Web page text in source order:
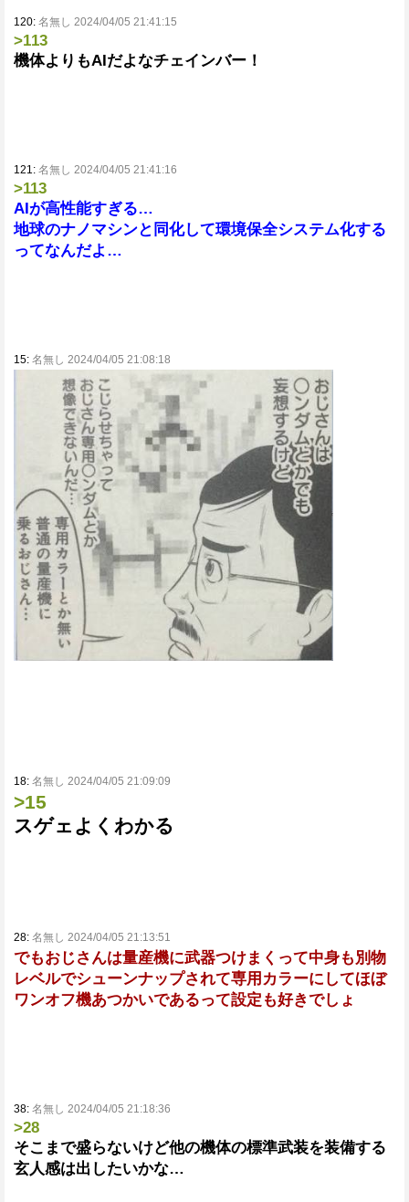
120: 名無し 2024/04/05 21:41:15
>113
機体よりもAIだよなチェインバー！
121: 名無し 2024/04/05 21:41:16
>113
AIが高性能すぎる…
地球のナノマシンと同化して環境保全システム化する
ってなんだよ…
15: 名無し 2024/04/05 21:08:18
18: 名無し 2024/04/05 21:09:09
>15
スゲェよくわかる
28: 名無し 2024/04/05 21:13:51
でもおじさんは量産機に武器つけまくって中身も別物
レベルでシューンナップされて専用カラーにしてほぼ
ワンオフ機あつかいであるって設定も好きでしょ
38: 名無し 2024/04/05 21:18:36
>28
そこまで盛らないけど他の機体の標準武装を装備する
玄人感は出したいかな…